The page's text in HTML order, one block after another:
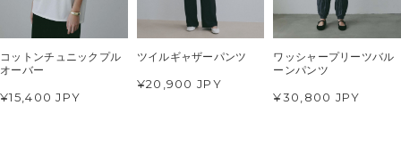
コットンチュニックプル
オーバー
¥15,400 JPY
ツイルギャザーパンツ
¥20,900 JPY
ワッシャープリーツバル
ーンパンツ
¥30,800 JPY